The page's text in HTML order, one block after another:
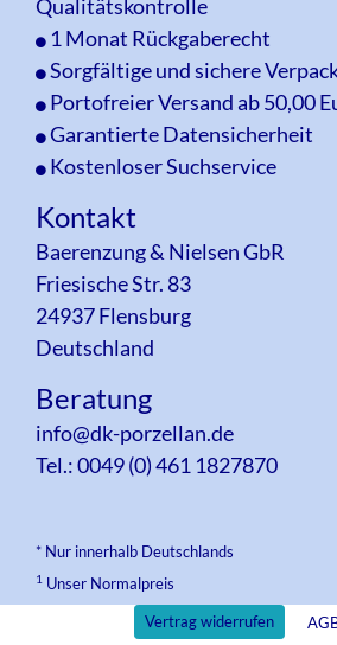
Qualitätskontrolle
1 Monat Rückgaberecht
Sorgfältige und sichere
Portofreier Versand ab 50,00
Garantierte Datensicherheit
Kostenloser Suchservice
Kontakt
Baerenzung & Nielsen GbR
Friesische Str. 83
24937 Flensburg
Deutschland
Beratung
info@dk-porzellan.de
Tel.: 0049 (0) 461 1827870
* Nur innerhalb Deutschlands
1 Unser Normalpreis
Vertrag widerrufen